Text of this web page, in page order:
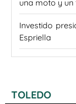
una moto y
Investido
Espriella
TOLEDO